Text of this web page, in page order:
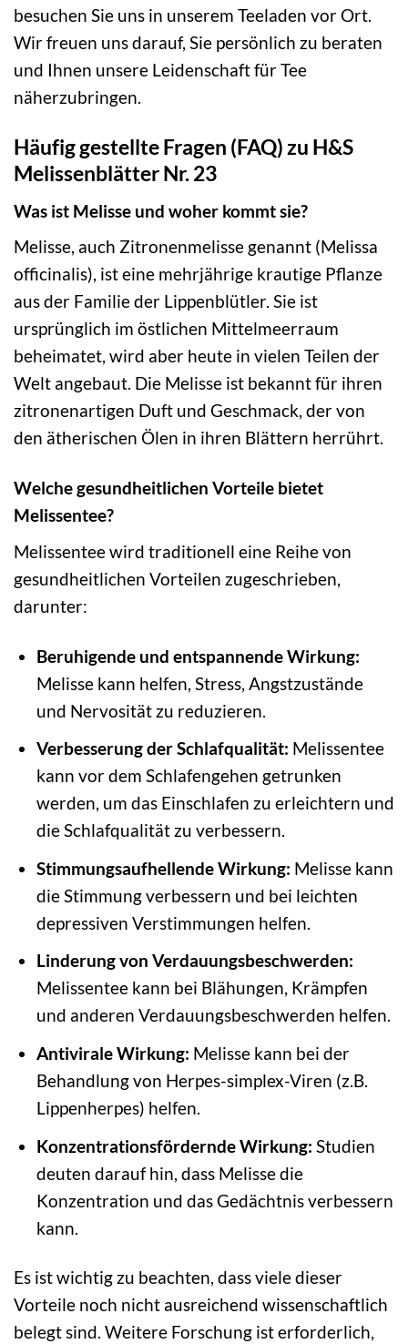
besuchen Sie uns in unserem Teeladen vor Ort.
Wir freuen uns darauf, Sie persönlich zu beraten
und Ihnen unsere Leidenschaft für Tee
näherzubringen.
Häufig gestellte Fragen (FAQ) zu H&S
Melissenblätter Nr. 23
Was ist Melisse und woher kommt sie?
Melisse, auch Zitronenmelisse genannt (Melissa
officinalis), ist eine mehrjährige krautige Pflanze
aus der Familie der Lippenblütler. Sie ist
ursprünglich im östlichen Mittelmeerraum
beheimatet, wird aber heute in vielen Teilen der
Welt angebaut. Die Melisse ist bekannt für ihren
zitronenartigen Duft und Geschmack, der von
den ätherischen Ölen in ihren Blättern herrührt.
Welche gesundheitlichen Vorteile bietet
Melissentee?
Melissentee wird traditionell eine Reihe von
gesundheitlichen Vorteilen zugeschrieben,
darunter:
Beruhigende und entspannende Wirkung:
Melisse kann helfen, Stress, Angstzustände
und Nervosität zu reduzieren.
Verbesserung der Schlafqualität: Melissentee
kann vor dem Schlafengehen getrunken
werden, um das Einschlafen zu erleichtern und
die Schlafqualität zu verbessern.
Stimmungsaufhellende Wirkung: Melisse kann
die Stimmung verbessern und bei leichten
depressiven Verstimmungen helfen.
Linderung von Verdauungsbeschwerden:
Melissentee kann bei Blähungen, Krämpfen
und anderen Verdauungsbeschwerden helfen.
Antivirale Wirkung: Melisse kann bei der
Behandlung von Herpes-simplex-Viren (z.B.
Lippenherpes) helfen.
Konzentrationsfördernde Wirkung: Studien
deuten darauf hin, dass Melisse die
Konzentration und das Gedächtnis verbessern
kann.
Es ist wichtig zu beachten, dass viele dieser
Vorteile noch nicht ausreichend wissenschaftlich
belegt sind. Weitere Forschung ist erforderlich,